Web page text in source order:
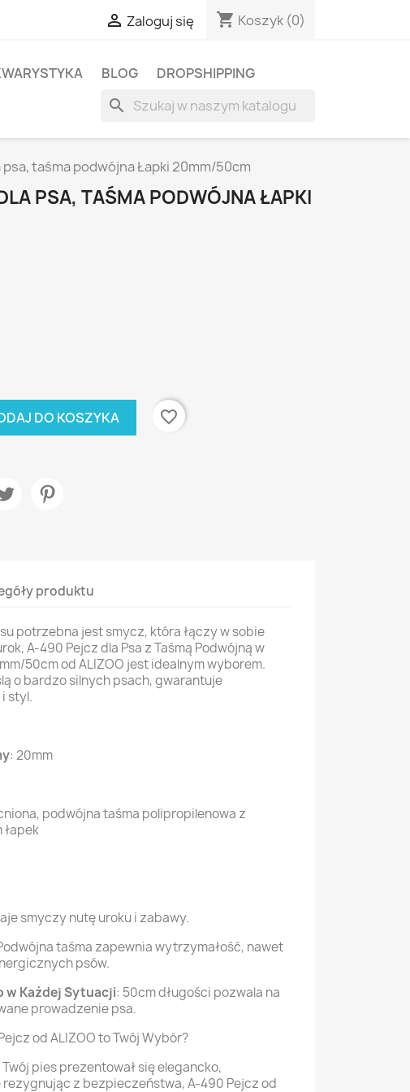
 Zaloguj się shopping_cart Koszyk (0)
BLOG DROPSHIPPING
search
taśma podwójna Łapki 20mm/50cm
PSA, TAŚMA PODWÓJNA ŁAPKI
DO KOSZYKA favorite_border
produktu
potrzebna jest smycz, która łączy w sobie
A-490 Pejcz dla Psa z Taśmą Podwójną w
50cm od ALIZOO jest idealnym wyborem.
o bardzo silnych psach, gwarantuje
styl.
: 20mm
podwójna taśma polipropilenowa z
łapek
smyczy nutę uroku i zabawy.
taśma zapewnia wytrzymałość, nawet
psów.
w Każdej Sytuacji: 50cm długości pozwala na
prowadzenie psa.
od ALIZOO to Twój Wybór?
pies prezentował się elegancko,
z bezpieczeństwa, A-490 Pejcz od